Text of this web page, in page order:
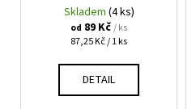
Skladem (4 ks)
od 89 Kč/ ks
Měrná
87,25 Kč / 1 ks
DETAIL